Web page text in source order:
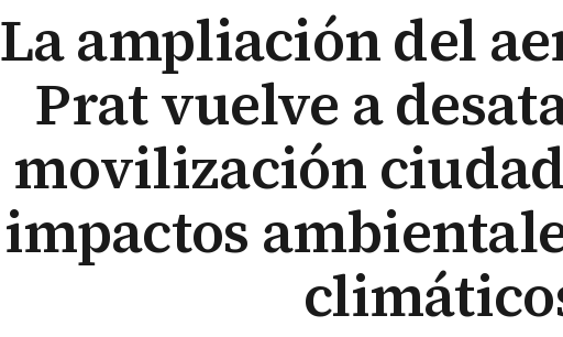
La ampliación del
Prat vuelve a
movilización
impactos